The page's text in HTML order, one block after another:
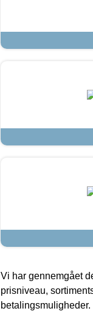
Vi har gennemgået
prisniveau,
betalingsmuligheder.